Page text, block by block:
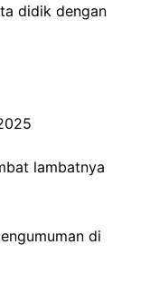
didik dengan
lambatnya
di